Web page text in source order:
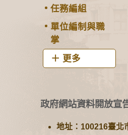
任務編組
單位編制與職
掌
更多
政府網站資料開放宣
地址：100216臺北